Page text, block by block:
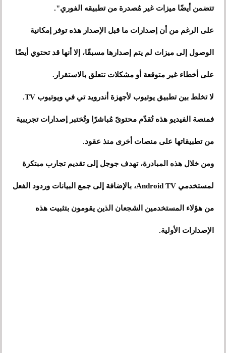
تتضمن أيضًا ميزات غير مُصدرة من تطبيقه الفوري".
على الرغم من أن إصدارات ما قبل الإصدار هذه توفر إمكانية
الوصول إلى ميزات لم يتم إصدارها مسبقًا، إلا أنها قد تحتوي أيضًا
على أخطاء غير متوقعة أو مشكلات تتعلق بالاستقرار.
لا تخلط بين تطبيق يوتيوب لأجهزة أندرويد تي في ويوتيوب TV.
فمنصة الفيديو هذه تُقدّم محتوىً مُباشرًا وتُختبر إصدارات تجريبية
من تطبيقاتها على منصات أخرى منذ عقود.
ومن خلال هذه المبادرة، تهدف جوجل إلى تقديم تجارب مبتكرة
لمستخدمي Android TV، بالإضافة إلى جمع البيانات وردود الفعل
من هؤلاء المستخدمين الشجعان الذين يقومون بتثبيت هذه
الإصدارات الأولية.